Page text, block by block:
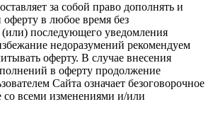
за собой право дополнять и
в любое время без
(или) последующего уведомления
недоразумений рекомендуем
оферту. В случае внесения
в оферту продолжение
Сайта означает безоговорочное
со всеми изменениями и/или